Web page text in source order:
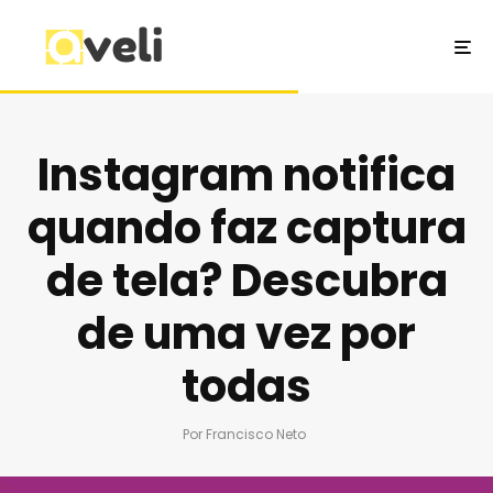
Instagram notifica
quando faz captura
de tela? Descubra
de uma vez por
todas
Por Francisco Neto